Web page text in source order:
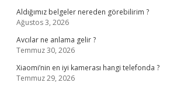
Aldığımız belgeler nereden görebilirim ?
Ağustos 3, 2026
Avcılar ne anlama gelir ?
Temmuz 30, 2026
Xiaomi’nin en iyi kamerası hangi telefonda ?
Temmuz 29, 2026